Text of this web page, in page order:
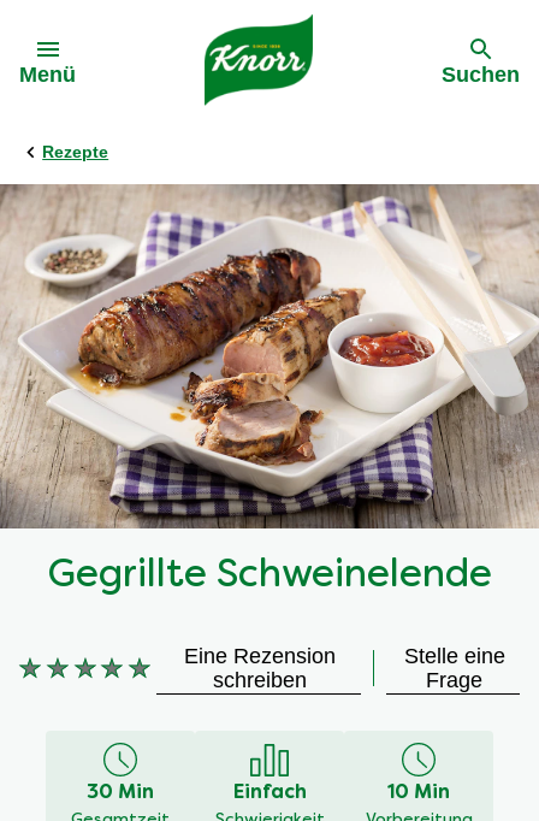
Menü Suchen
Rezepte
Gegrillte Schweinelende
Keine
recipe
Eine Rezension
schreiben
Stelle eine
Frage
30 Min Einfach 10 Min